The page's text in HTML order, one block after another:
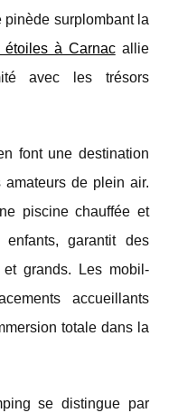
pinède surplombant la
étoiles à Carnacallie
avec les trésors
font une destination
de plein air.
piscine chauffée et
garantit des
grands. Les mobil-
accueillants
totale dans la
se distingue par